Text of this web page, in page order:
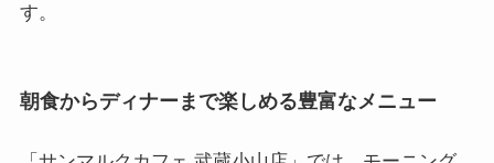
す。
朝食からディナーまで楽しめる豊富なメニュー